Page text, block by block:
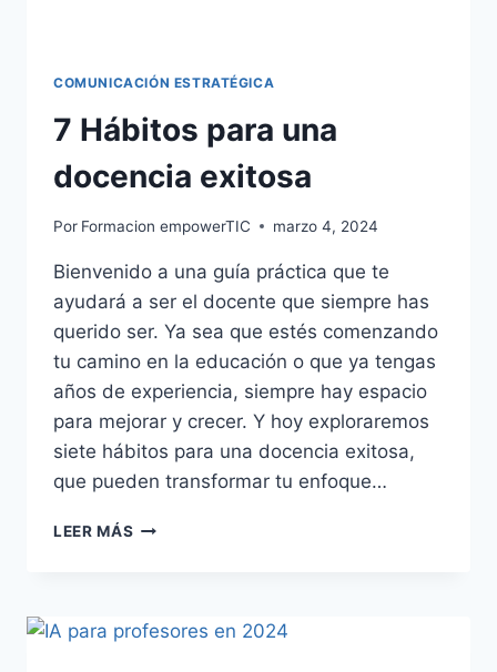
COMUNICACIÓN ESTRATÉGICA
7 Hábitos para una
docencia exitosa
Por Formacion empowerTIC marzo 4, 2024
Bienvenido a una guía práctica que te
ayudará a ser el docente que siempre has
querido ser. Ya sea que estés comenzando
tu camino en la educación o que ya tengas
años de experiencia, siempre hay espacio
para mejorar y crecer. Y hoy exploraremos
siete hábitos para una docencia exitosa,
que pueden transformar tu enfoque…
LEER MÁS